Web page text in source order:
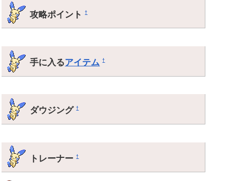
攻略ポイント†
手に入るアイテム †
ダウジング†
トレーナー†